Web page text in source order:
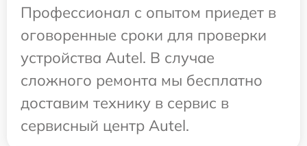
Профессионал с опытом приедет в
оговоренные сроки для проверки
устройства Autel. В случае
сложного ремонта мы бесплатно
доставим технику в сервис в
сервисный центр Autel.